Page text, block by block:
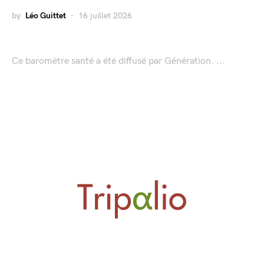
by Léo Guittet 16 juillet 2026
Ce baromètre santé a été diffusé par Génération. ...